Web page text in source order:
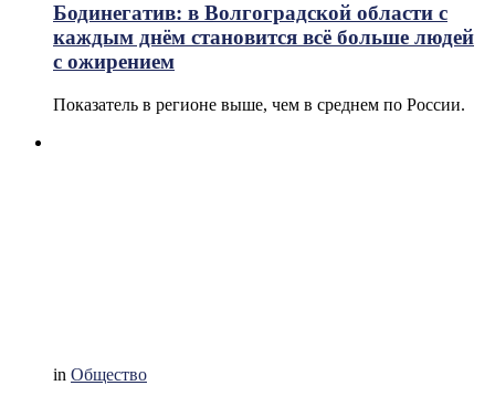
Бодинегатив: в Волгоградской области с
каждым днём становится всё больше людей
с ожирением
Показатель в регионе выше, чем в среднем по России.
in Общество